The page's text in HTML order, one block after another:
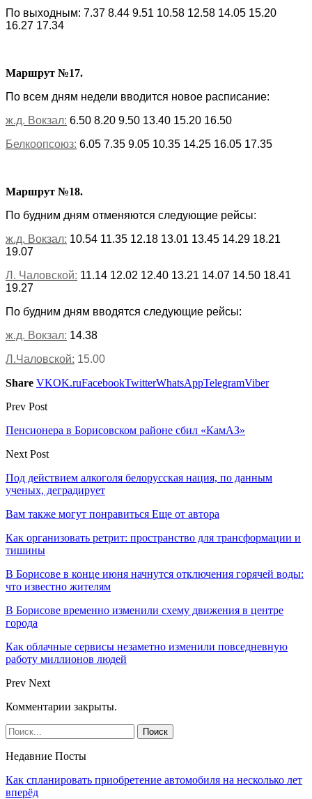
По выходным: 7.37 8.44 9.51 10.58 12.58 14.05 15.20
16.27 17.34
Маршрут №17.
По всем дням недели вводится новое расписание:
ж.д. Вокзал: 6.50 8.20 9.50 13.40 15.20 16.50
Белкоопсоюз: 6.05 7.35 9.05 10.35 14.25 16.05 17.35
Маршрут №18.
По будним дням отменяются следующие рейсы:
ж.д. Вокзал: 10.54 11.35 12.18 13.01 13.45 14.29 18.21
19.07
Л. Чаловской: 11.14 12.02 12.40 13.21 14.07 14.50 18.41
19.27
По будним дням вводятся следующие рейсы:
ж.д. Вокзал: 14.38
Л.Чаловской: 15.00
Share VKOK.ruFacebookTwitterWhatsAppTelegramViber
Prev Post
Пенсионера в Борисовском районе сбил «КамАЗ»
Next Post
Под действием алкоголя белорусская нация, по данным
ученых, деградирует
Вам также могут понравиться Еще от автора
Как организовать ретрит: пространство для трансформации и
тишины
В Борисове в конце июня начнутся отключения горячей воды:
что известно жителям
В Борисове временно изменили схему движения в центре
города
Как облачные сервисы незаметно изменили повседневную
работу миллионов людей
Prev Next
Комментарии закрыты.
Недавние Посты
Как спланировать приобретение автомобиля на несколько лет
вперёд